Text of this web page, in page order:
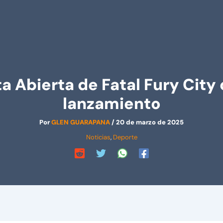
Abierta de Fatal Fury
lanzamiento
PorGLEN GUARAPANA/20 de marzo de 2025
Noticias, Deporte